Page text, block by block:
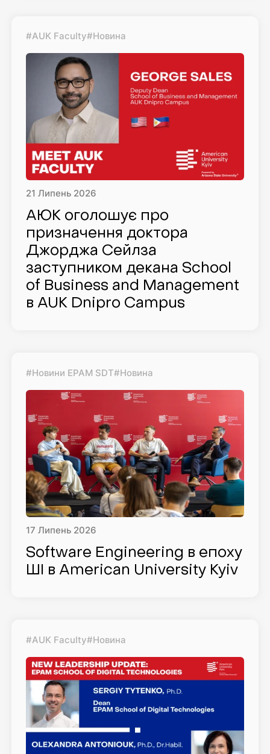
#AUK Faculty#Новина
21Липень 2026
АЮК оголошує про
призначення доктора
Джорджа Сейлза
заступником декана School
of Business and Management
в AUK Dnipro Campus
#Новини EPAM SDT#Новина
17Липень 2026
Software Engineering в епоху
ШІ в American University Kyiv
#AUK Faculty#Новина